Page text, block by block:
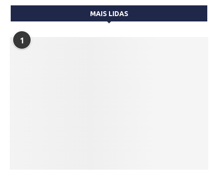
MAIS LIDAS
1